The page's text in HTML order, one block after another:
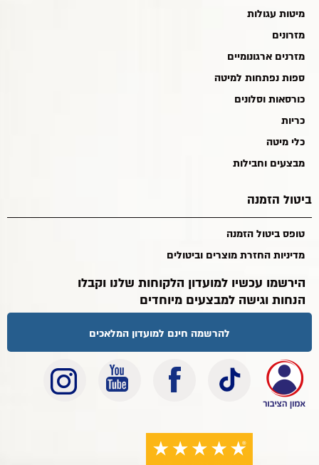
מיטות עגולות
מזרונים
מזרנים ארגונומיים
ספות נפתחות למיטה
כורסאות וסלונים
כריות
כלי מיטה
מבצעים וחבילות
ביטול הזמנה
טופס ביטול הזמנה
מדיניות החזרת מוצרים וביטולים
הירשמו עכשיו למועדון הלקוחות שלנו וקבלו
הנחות וגישה למבצעים מיוחדים
להרשמה חינם למועדון המלאכים